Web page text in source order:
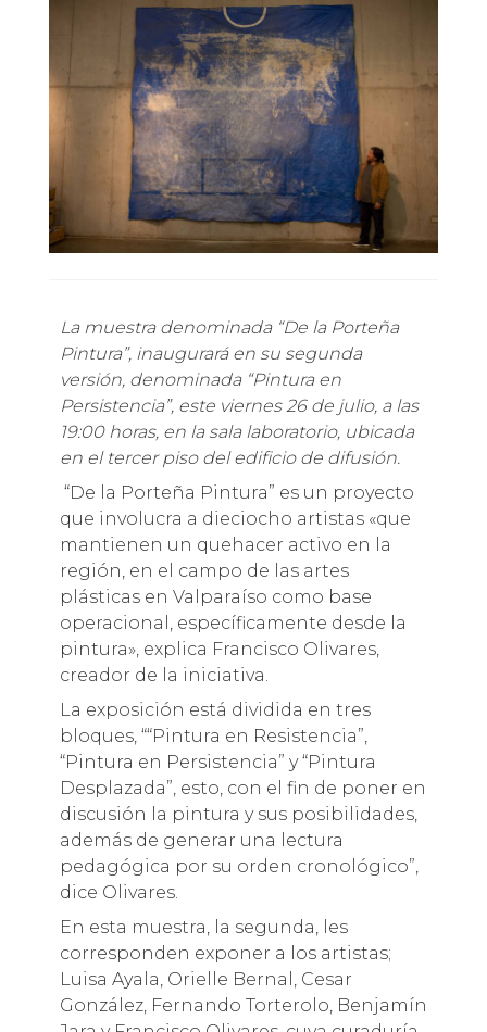
La muestra denominada “De la Porteña
Pintura”, inaugurará en su segunda
versión, denominada “Pintura en
Persistencia”, este viernes 26 de julio, a las
19:00 horas, en la sala laboratorio, ubicada
en el tercer piso del edificio de difusión.
“De la Porteña Pintura” es un proyecto
que involucra a dieciocho artistas «que
mantienen un quehacer activo en la
región, en el campo de las artes
plásticas en Valparaíso como base
operacional, específicamente desde la
pintura», explica Francisco Olivares,
creador de la iniciativa.
La exposición está dividida en tres
bloques, ““Pintura en Resistencia”,
“Pintura en Persistencia” y “Pintura
Desplazada”, esto, con el fin de poner en
discusión la pintura y sus posibilidades,
además de generar una lectura
pedagógica por su orden cronológico”,
dice Olivares.
En esta muestra, la segunda, les
corresponden exponer a los artistas;
Luisa Ayala, Orielle Bernal, Cesar
González, Fernando Torterolo, Benjamín